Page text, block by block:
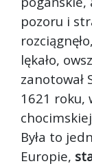
pozoru i
lękało,
zanotował
1621 roku,
Była to
Europie,